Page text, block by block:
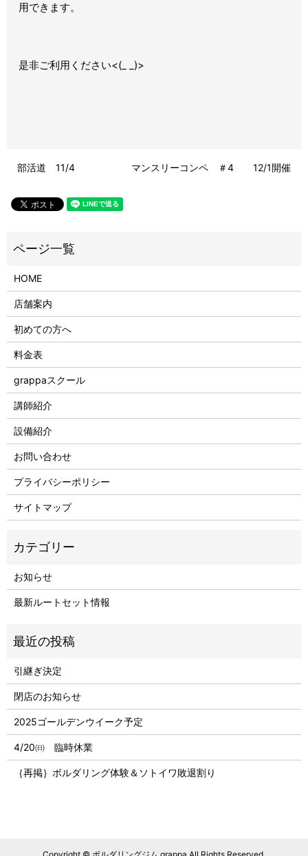
用できます。
是非ご利用ください<(_ _)>
部活道 11/4 マンスリーコンペ ＃4 12/1開催
HOME
店舗案内
初めての方へ
料金表
grappaスクール
講師紹介
設備紹介
お問い合わせ
プライバシーポリシー
サイトマップ
お知らせ
最新ルートセット情報
引継ぎ決定
閉店のお知らせ
2025ゴールデンウイーク予定
4/20㈰ 臨時休業
｛再掲｝ボルダリング体験＆ソトイワ敗退割り